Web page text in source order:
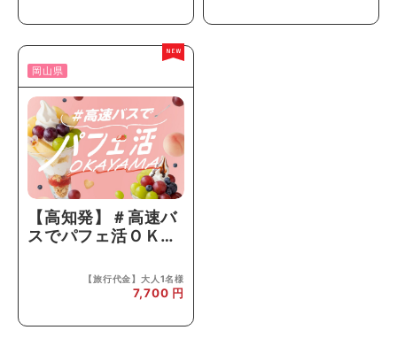
岡山県
【高知発】＃高速バ
スでパフェ活ＯＫＡ
ーツパフェクーポン
1,000円分付♪
【旅行代金】大人1名様
7,700